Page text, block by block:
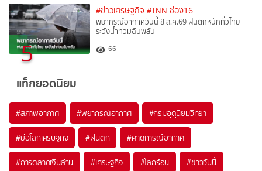
5
#ข่าวเศรษฐกิจ #TNN ช่อง16
พยากรณ์อากาศวันนี้ 8 ส.ค.69 ฝนตกหนักทั่วไทย
ระวังน้ำท่วมฉับพลัน
66
แท็กยอดนิยม
#สภาพอากาศ #พยากรณ์อากาศ #กรมอุตุนิยมวิทยา
#ย่อโลกเศรษฐกิจ #ฝนตก #คาดการณ์อากาศ
#การตลาดเงินล้าน #เศรษฐกิจ #โลกร้อน #ข่าววันนี้